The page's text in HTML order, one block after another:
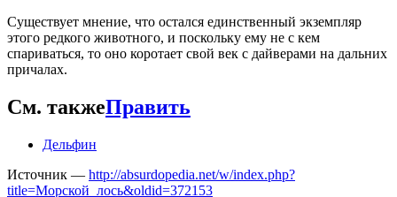
Существует мнение, что остался единственный экземпляр
этого редкого животного, и поскольку ему не с кем
спариваться, то оно коротает свой век с дайверами на дальних
причалах.
См. такжеПравить
Дельфин
Источник — http://absurdopedia.net/w/index.php?
title=Морской_лось&oldid=372153